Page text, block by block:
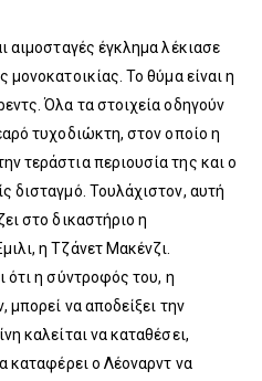
αιμοσταγές έγκλημα λέκιασε
Το θύμα είναι η
Όλα τα στοιχεία οδηγούν
τυχοδιώκτη, στον οποίο η
τεράστια περιουσία της και ο
δισταγμό. Τουλάχιστον, αυτή
στο δικαστήριο η
η Τζάνετ Μακένζι.
ότι η σύντροφός του, η
μπορεί να αποδείξει την
καλείται να καταθέσει,
καταφέρει ο Λέοναρντ να